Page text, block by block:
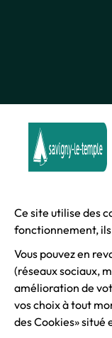
©
Ce site utilise des
fonctionnement,
Vous pouvez en
(réseaux sociaux,
amélioration de
vos choix à tout
des Cookies» situé